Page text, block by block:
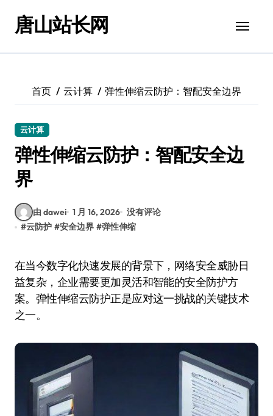
唐山站长网
首页 云计算 弹性伸缩云防护：智配安全边界
云计算
弹性伸缩云防护：智配安全边
界
由 dawei 1 月 16, 2026 没有评论
#云防护 #安全边界 #弹性伸缩
在当今数字化快速发展的背景下，网络安全威胁日
益复杂，企业需要更加灵活和智能的安全防护方
案。弹性伸缩云防护正是应对这一挑战的关键技术
之一。